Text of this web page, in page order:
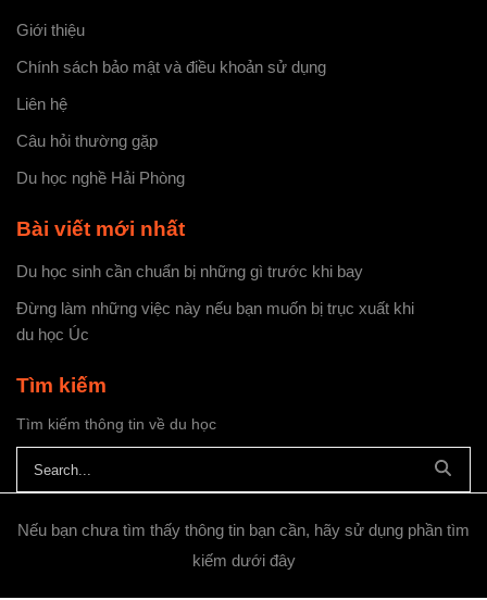
Giới thiệu
Chính sách bảo mật và điều khoản sử dụng
Liên hệ
Câu hỏi thường gặp
Du học nghề Hải Phòng
Bài viết mới nhất
Du học sinh cần chuẩn bị những gì trước khi bay
Đừng làm những việc này nếu bạn muốn bị trục xuất khi
du học Úc
Tìm kiếm
Tìm kiếm thông tin về du học
Nếu bạn chưa tìm thấy thông tin bạn cần, hãy sử dụng phần tìm
kiếm dưới đây